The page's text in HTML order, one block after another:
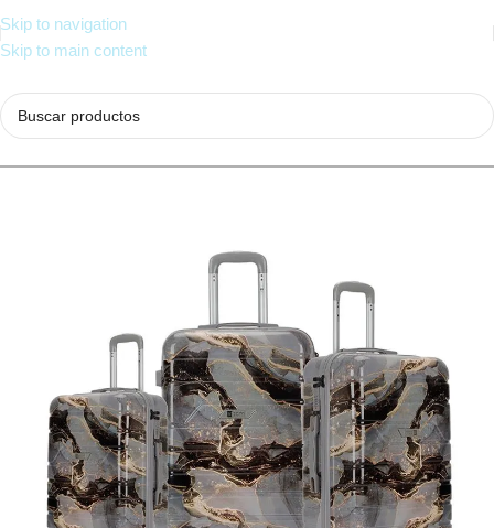
Skip to navigation
Skip to main content